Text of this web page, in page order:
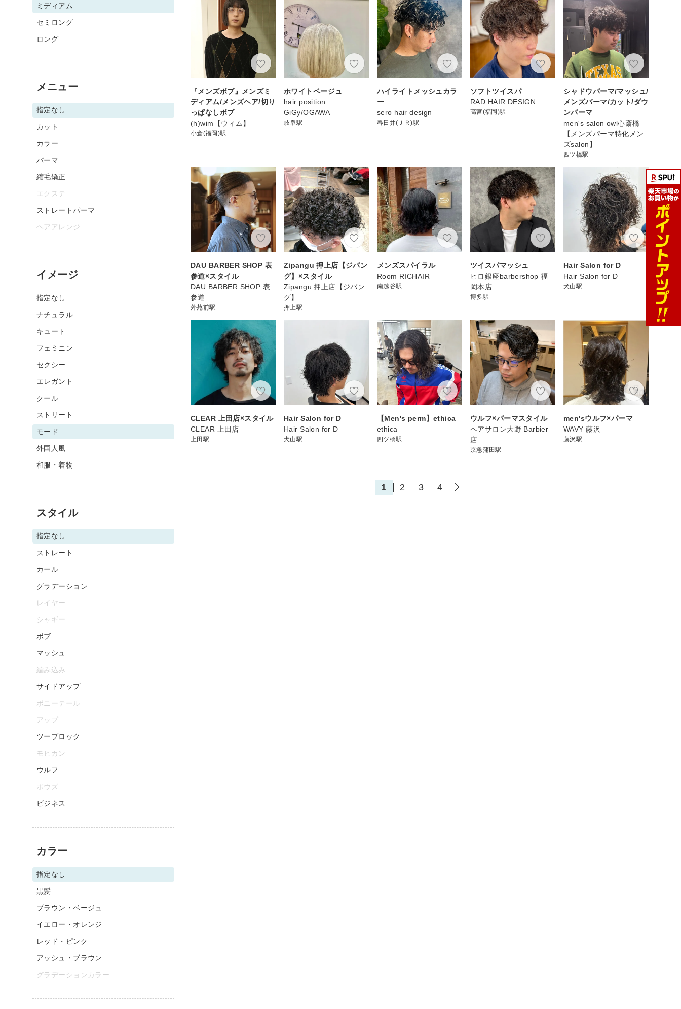
『メンズボブ』メンズミ
ディアム/メンズヘア/切り
っぱなしボブ
(h)wim【ウィム】
小倉(福岡)駅
ホワイトベージュ
hair position
GiGy/OGAWA
岐阜駅
ハイライトメッシュカラ
ー
sero hair design
春日井(ＪＲ)駅
ソフトツイスパ
RAD HAIR DESIGN
高宮(福岡)駅
シャドウパーマ/マッシュ/
メンズパーマ/カット/ダウ
ンパーマ
men's salon owl心斎橋
【メンズパーマ特化メン
ズsalon】
四ツ橋駅
DAU BARBER SHOP 表
参道×スタイル
DAU BARBER SHOP 表
参道
外苑前駅
Zipangu 押上店【ジパン
グ】×スタイル
Zipangu 押上店【ジパン
グ】
押上駅
メンズスパイラル
Room RICHAIR
南越谷駅
ツイスパマッシュ
ヒロ銀座barbershop 福
岡本店
博多駅
Hair Salon for D
Hair Salon for D
犬山駅
CLEAR 上田店×スタイル
CLEAR 上田店
上田駅
Hair Salon for D
Hair Salon for D
犬山駅
【Men's perm】ethica
ethica
四ツ橋駅
ウルフ×パーマスタイル
ヘアサロン大野 Barbier
店
京急蒲田駅
men'sウルフ×パーマ
WAVY 藤沢
藤沢駅
1 2 3 4
ミディアム
セミロング
ロング
メニュー
指定なし
カット
カラー
パーマ
縮毛矯正
エクステ
ストレートパーマ
ヘアアレンジ
イメージ
指定なし
ナチュラル
キュート
フェミニン
セクシー
エレガント
クール
ストリート
モード
外国人風
和服・着物
スタイル
指定なし
ストレート
カール
グラデーション
レイヤー
シャギー
ボブ
マッシュ
編み込み
サイドアップ
ポニーテール
アップ
ツーブロック
モヒカン
ウルフ
ボウズ
ビジネス
カラー
指定なし
黒髪
ブラウン・ベージュ
イエロー・オレンジ
レッド・ピンク
アッシュ・ブラウン
グラデーションカラー